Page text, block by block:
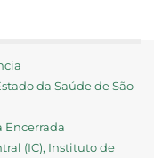
da Saúde de São
Encerrada
(IC), Instituto de